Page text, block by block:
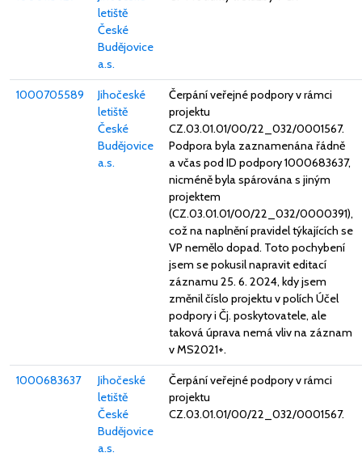
letiště
České
Budějovice
a.s.
1000705589
Jihočeské
letiště
České
Budějovice
a.s.
Čerpání veřejné podpory v rámci
projektu
CZ.03.01.01/00/22_032/0001567.
Podpora byla zaznamenána řádně
a včas pod ID podpory 1000683637,
nicméně byla spárována s jiným
projektem
(CZ.03.01.01/00/22_032/0000391),
což na naplnění pravidel týkajících se
VP nemělo dopad. Toto pochybení
jsem se pokusil napravit editací
záznamu 25. 6. 2024, kdy jsem
změnil číslo projektu v polích Účel
podpory i Čj. poskytovatele, ale
taková úprava nemá vliv na záznam
v MS2021+.
1000683637
Jihočeské
letiště
České
Budějovice
a.s.
Čerpání veřejné podpory v rámci
projektu
CZ.03.01.01/00/22_032/0001567.